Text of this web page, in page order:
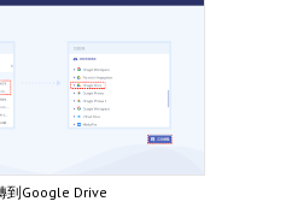
到Google Drive